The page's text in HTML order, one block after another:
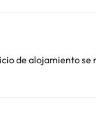
fresquito en el
Tenerife.
de alojamiento se